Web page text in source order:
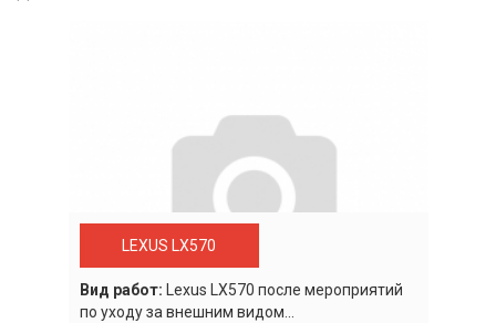
LEXUS LX570
Вид работ: Lexus LХ570 после мероприятий
по уходу за внешним видом...